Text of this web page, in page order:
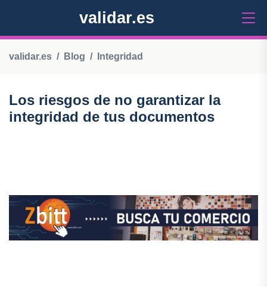
validar.es
validar.es Blog Integridad
Los riesgos de no garantizar la
integridad de tus documentos